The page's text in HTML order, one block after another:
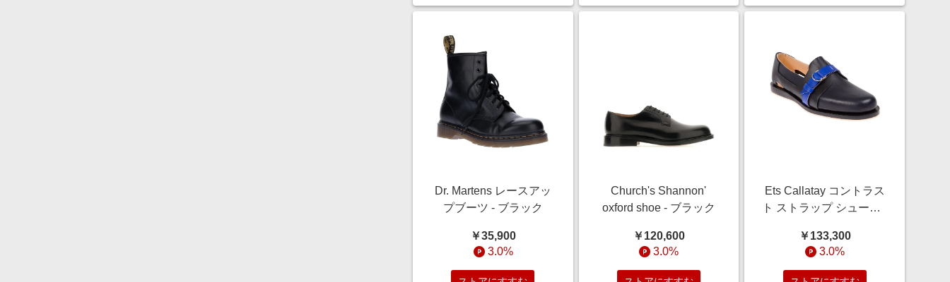
Dr. Martens レースアッ
プブーツ - ブラック
￥35,900
3.0%
Church's Shannon'
oxford shoe - ブラック
￥120,600
3.0%
Ets Callatay コントラス
ト ストラップ シューズ -
￥133,300
3.0%